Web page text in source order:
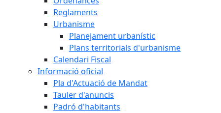
Reglaments
Urbanisme
Planejament urbanístic
Plans territorials d'urbanisme
Calendari Fiscal
Informació oficial
Pla d'Actuació de Mandat
Tauler d'anuncis
Padró d'habitants